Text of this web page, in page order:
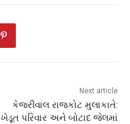
Next article
કેજરીવાલ રાજકોટ મુલાકાતે:
ખેડૂત પરિવાર અને બોટાદ જેલમાં